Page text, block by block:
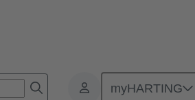
myHARTING
Conectores de placa a placa de circuitos